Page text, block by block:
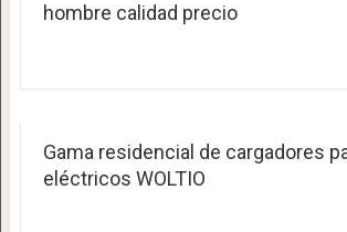
hombre calidad precio
Gama residencial de cargadores
eléctricos WOLTIO